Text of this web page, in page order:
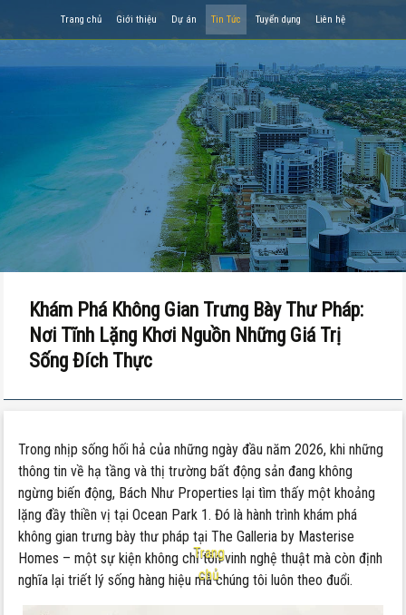
Trang chủ Giới thiệu Dự án Tin Tức Tuyển dụng Liên hệ
Trang
chủ
Khám Phá Không Gian Trưng Bày Thư Pháp:
Nơi Tĩnh Lặng Khơi Nguồn Những Giá Trị
Sống Đích Thực
Trong nhịp sống hối hả của những ngày đầu năm 2026, khi những
thông tin về hạ tầng và thị trường bất động sản đang không
ngừng biến động, Bách Như Properties lại tìm thấy một khoảng
lặng đầy thiền vị tại Ocean Park 1. Đó là hành trình khám phá
không gian trưng bày thư pháp tại The Galleria by Masterise
Homes – một sự kiện không chỉ tôn vinh nghệ thuật mà còn định
nghĩa lại triết lý sống hàng hiệu mà chúng tôi luôn theo đuổi.